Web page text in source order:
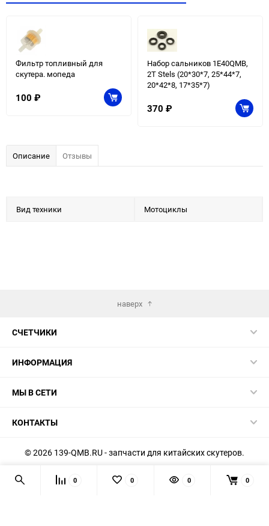
Фильтр топливный для
скутера. мопеда
100 ₽
Набор сальников 1E40QMB,
2T Stels (20*30*7, 25*44*7,
20*42*8, 17*35*7)
370 ₽
Описание Отзывы
Вид техники Мотоциклы
наверх
СЧЕТЧИКИ
ИНФОРМАЦИЯ
МЫ В СЕТИ
КОНТАКТЫ
© 2026 139-QMB.RU - запчасти для китайских скутеров.
Мы получаем и обрабатываем персональные данные
посетителей нашего сайта в соответствии с
официальной
0 0 0 0